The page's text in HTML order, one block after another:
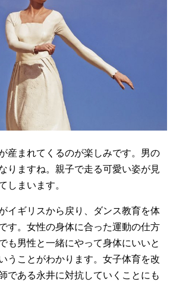
産まれてくるのが楽しみです。男の
りますね。親子で走る可愛い姿が見
しまいます。
イギリスから戻り、ダンス教育を体
す。女性の身体に合った運動の仕方
も男性と一緒にやって身体にいいと
うことがわかります。女子体育を改
である永井に対抗していくことにも